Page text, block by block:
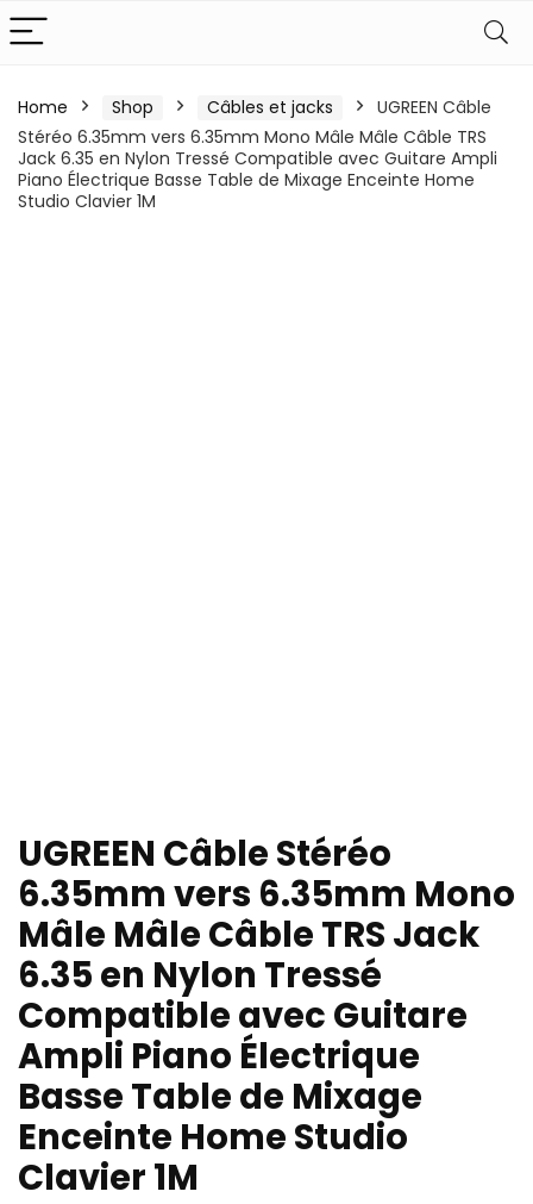
Home Shop Câbles et jacks
UGREEN Câble
Stéréo 6.35mm vers 6.35mm Mono Mâle Mâle Câble TRS
Jack 6.35 en Nylon Tressé Compatible avec Guitare Ampli
Piano Électrique Basse Table de Mixage Enceinte Home
Studio Clavier 1M
UGREEN Câble Stéréo
6.35mm vers 6.35mm Mono
Mâle Mâle Câble TRS Jack
6.35 en Nylon Tressé
Compatible avec Guitare
Ampli Piano Électrique
Basse Table de Mixage
Enceinte Home Studio
Clavier 1M